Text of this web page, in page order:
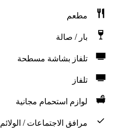
مطعم
بار / صالة
تلفاز بشاشة مسطحة
تلفاز
لوازم استحمام مجانية
مرافق الاجتماعات / الولائم